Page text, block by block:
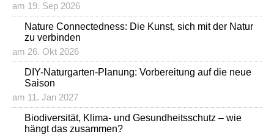
am 19. Sep 2026
Nature Connectedness: Die Kunst, sich mit der Natur
zu verbinden
am 26. Okt 2026
DIY-Naturgarten-Planung: Vorbereitung auf die neue
Saison
am 11. Jan 2027
Biodiversität, Klima- und Gesundheitsschutz – wie
hängt das zusammen?